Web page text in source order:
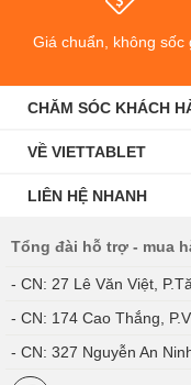
Giá chuẩn, không sốc
CHĂM SÓC KHÁCH
VỀ VIETTABLET
LIÊN HỆ NHANH
Tổng đài hỗ trợ - mua
- CN: 27 Lê Văn Việt,
- CN: 174 Cao Thắng,
- CN: 327 Nguyễn An